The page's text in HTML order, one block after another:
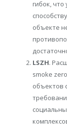
гибок,
объекте
LSZH.
smoke
объектов